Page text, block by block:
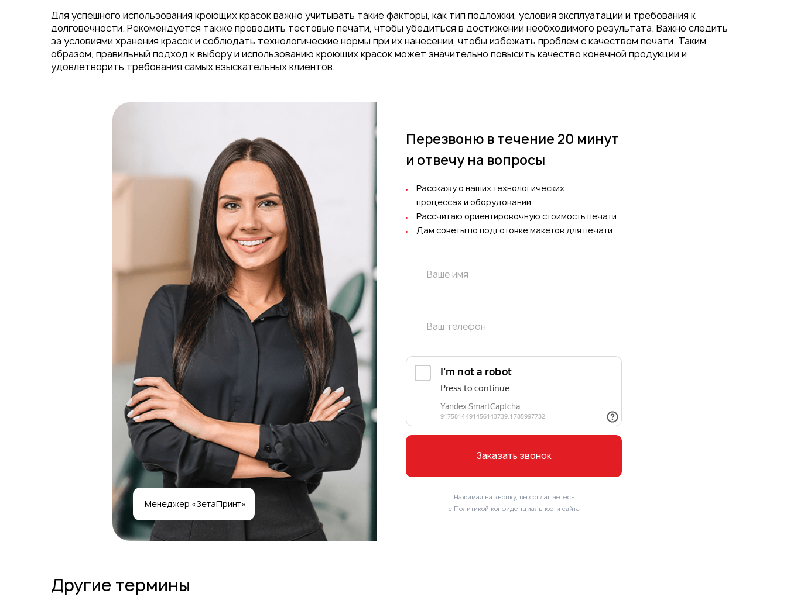
Для успешного использования кроющих красок важно учитывать такие факторы, как тип подложки, условия эксплуатации и требования к
долговечности. Рекомендуется также проводить тестовые печати, чтобы убедиться в достижении необходимого результата. Важно следить
за условиями хранения красок и соблюдать технологические нормы при их нанесении, чтобы избежать проблем с качеством печати. Таким
образом, правильный подход к выбору и использованию кроющих красок может значительно повысить качество конечной продукции и
удовлетворить требования самых взыскательных клиентов.
Менеджер «ЗетаПринт»
Перезвоню в течение 20 минут
и отвечу на вопросы
Расскажу о наших технологических
процессах и оборудовании
Рассчитаю ориентировочную стоимость печати
Дам советы по подготовке макетов для печати
Заказать звонок
Нажимая на кнопку, вы соглашаетесь
с Политикой конфиденциальности сайта
Другие термины